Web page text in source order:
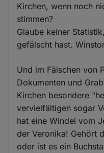
Kirchen, wenn noch
stimmen?
Glaube keiner
gefälscht hast.
Und im Fälschen von
Dokumenten und
Kirchen besondere
vervielfältigen sogar
hat eine Windel vom
der Veronika! Gehört
oder ist es ein